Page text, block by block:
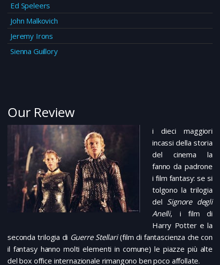
Ed Speleers
John Malkovich
Jeremy Irons
Sienna Guillory
Our Review
i dieci maggiori
incassi della storia
del cinema la
fanno da padrone
i film fantasy: se si
tolgono la trilogia
del Signore degli
Anelli, i film di
Harry Potter e la
seconda trilogia di Guerre Stellari(film di fantascienza che con
il fantasy hanno molti elementi in comune) le piazze più alte
del box office internazionale rimangono ben poco affollate.